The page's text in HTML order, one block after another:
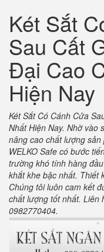
Két Sắt
Sau Cất
Đại Cao
Hiện Nay
Két Sắt Có Cánh Cửa
Nhất Hiện Nay. Nhờ vào
nâng cao chất lượng
WELKO Safe có bước
trường khó tính hàng
khắt khe bậc nhất. Thiết
Chúng tôi luôn cam kết
chất lượng tốt nhất. Liên
0982770404.